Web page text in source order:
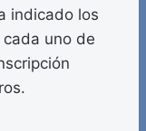
indicado los
uno de